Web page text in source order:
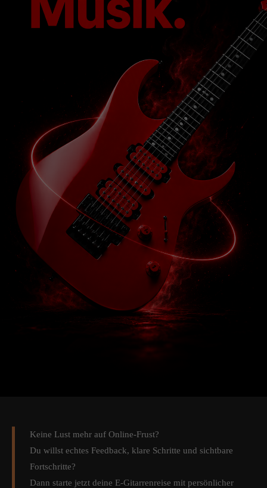
Keine Lust mehr auf Online-Frust?
Du willst echtes Feedback, klare Schritte und sichtbare
Fortschritte?
Dann starte jetzt deine E-Gitarrenreise mit persönlicher